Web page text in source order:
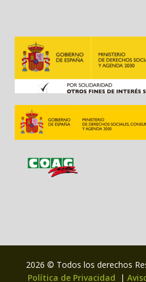
2026 © Todos los derechos
Política de Privacidad
|